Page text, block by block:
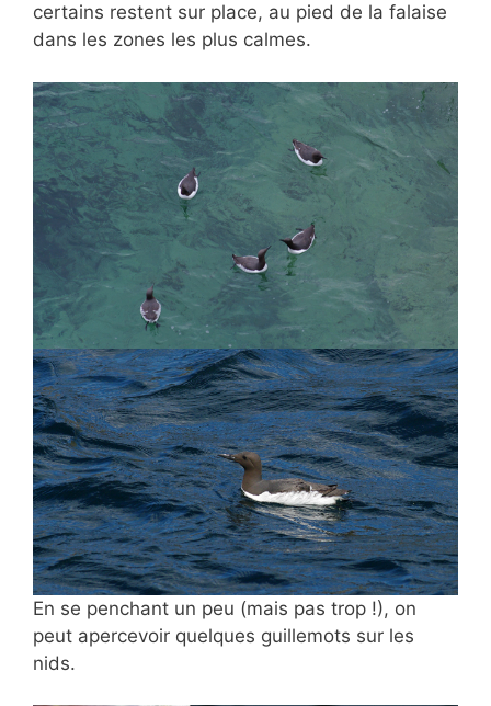
certains restent sur place, au pied de la falaise
dans les zones les plus calmes.
En se penchant un peu (mais pas trop !), on
peut apercevoir quelques guillemots sur les
nids.